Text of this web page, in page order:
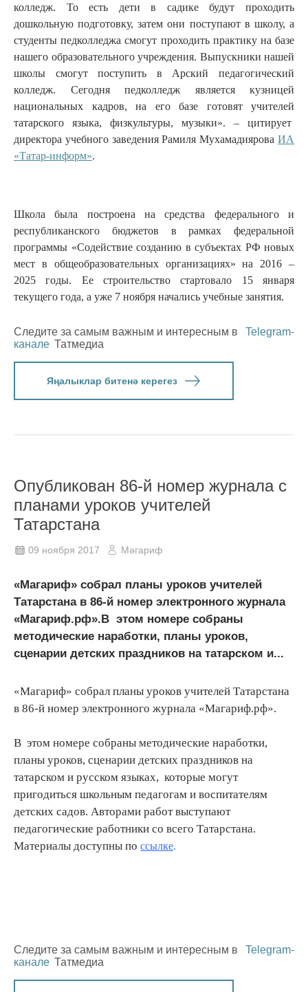
колледж. То есть дети в садике будут проходить
дошкольную подготовку, затем они поступают в школу, а
студенты педколледжа смогут проходить практику на базе
нашего образовательного учреждения. Выпускники нашей
школы смогут поступить в Арский педагогический
колледж. Сегодня педколледж является кузницей
национальных кадров, на его базе готовят учителей
татарского языка, физкультуры, музыки». – цитирует
директора учебного заведения Рамиля Мухамадиярова ИА
«Татар-информ».
Школа была построена на средства федерального и
республиканского бюджетов в рамках федеральной
программы «Содействие созданию в субъектах РФ новых
мест в общеобразовательных организациях» на 2016 –
2025 годы. Ее строительство стартовало 15 января
текущего года, а уже 7 ноября начались учебные занятия.
Следите за самым важным и интересным в
Telegram-
канале Татмедиа
Яңалыклар битенә керегез
Опубликован 86-й номер журнала с
планами уроков учителей
Татарстана
09 ноября 2017 Мәгариф
«Магариф» собрал планы уроков учителей
Татарстана в 86-й номер электронного журнала
«Магариф.рф».В этом номере собраны
методические наработки, планы уроков,
сценарии детских праздников на татарском и...
«Магариф» собрал планы уроков учителей Татарстана
в 86-й номер электронного журнала «Магариф.рф».
В этом номере собраны методические наработки,
планы уроков, сценарии детских праздников на
татарском и русском языках, которые могут
пригодиться школьным педагогам и воспитателям
детских садов. Авторами работ выступают
педагогические работники со всего Татарстана.
Материалы доступны по ссылке.
Следите за самым важным и интересным в
Telegram-
канале Татмедиа